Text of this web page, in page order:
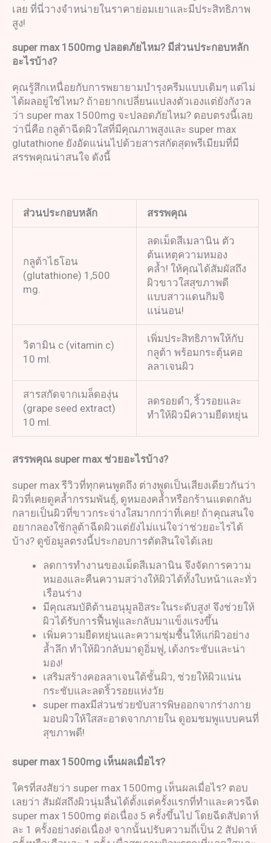
เลย ที่นี่วางจำหน่ายในราคาย่อมเยาและมีประสิทธิภาพ
สูง!
super max 1500mg ปลอดภัยไหม? มีส่วนประกอบหลัก
อะไรบ้าง?
คุณรู้สึกเหนื่อยกับการพยายามบำรุงครีมแบบเดิมๆ แต่ไม่
ได้ผลอยู่ใช่ไหม? ถ้าอยากเปลี่ยนแปลงตัวเองแต่ยังกังวล
ว่า super max 1500mg จะปลอดภัยไหม? ตอบตรงนี้เลย
ว่านี่คือ กลูต้าฉีดผิวใสที่มีคุณภาพสูงและ super max
glutathione ยังอัดแน่นไปด้วยสารสกัดสุดพรีเมียมที่มี
สรรพคุณน่าสนใจ ดังนี้
ส่วนประกอบหลัก สรรพคุณ
กลูต้าไธโอน
(glutathione) 1,500
mg.
ลดเม็ดสีเมลานิน ตัว
ต้นเหตุความหมอง
คล้ำ! ให้คุณได้สัมผัสถึง
ผิวขาวใสสุขภาพดี
แบบสาวแดนกิมจิ
แน่นอน!
วิตามิน c (vitamin c)
10 ml.
เพิ่มประสิทธิภาพให้กับ
กลูต้า พร้อมกระตุ้นคอ
ลลาเจนผิว
สารสกัดจากเมล็ดองุ่น
(grape seed extract)
10 ml.
ลดรอยดำ, ริ้วรอยและ
ทำให้ผิวมีความยืดหยุ่น
สรรพคุณ super max ช่วยอะไรบ้าง?
super max รีวิวที่ทุกคนพูดถึง ต่างพูดเป็นเสียงเดียวกันว่า
ผิวที่เคยดูคล้ำกรรมพันธุ์, ดูหมองคล้ำหรือกร้านแดดกลับ
กลายเป็นผิวที่ขาวกระจ่างใสมากกว่าที่เคย! ถ้าคุณสนใจ
อยากลองใช้กลูต้าฉีดผิวแต่ยังไม่แน่ใจว่าช่วยอะไรได้
บ้าง? ดูข้อมูลตรงนี้ประกอบการตัดสินใจได้เลย
ลดการทำงานของเม็ดสีเมลานิน จึงจัดการความ
หมองและคืนความสว่างให้ผิวได้ทั้งใบหน้าและทั่ว
เรือนร่าง
มีคุณสมบัติต้านอนุมูลอิสระในระดับสูง! จึงช่วยให้
ผิวได้รับการฟื้นฟูและกลับมาแข็งแรงขึ้น
เพิ่มความยืดหยุ่นและความชุ่มชื้นให้แก่ผิวอย่าง
ล้ำลึก ทำให้ผิวกลับมาดูอิ่มฟู, เด้งกระชับและน่า
มอง!
เสริมสร้างคอลลาเจนใต้ชั้นผิว, ช่วยให้ผิวแน่น
กระชับและลดริ้วรอยแห่งวัย
super maxมีส่วนช่วยขับสารพิษออกจากร่างกาย
มอบผิวให้ใสสะอาดจากภายใน ดูอมชมพูแบบคนที่
สุขภาพดี!
super max 1500mg เห็นผลเมื่อไร?
ใครที่สงสัยว่า super max 1500mg เห็นผลเมื่อไร? ตอบ
เลยว่า สัมผัสถึงผิวนุ่มลื่นได้ตั้งแต่ครั้งแรกที่ทำและควรฉีด
super max 1500mg ต่อเนื่อง 5 ครั้งขึ้นไป โดยฉีดสัปดาห์
ละ 1 ครั้งอย่างต่อเนื่อง! จากนั้นปรับความถี่เป็น 2 สัปดาห์